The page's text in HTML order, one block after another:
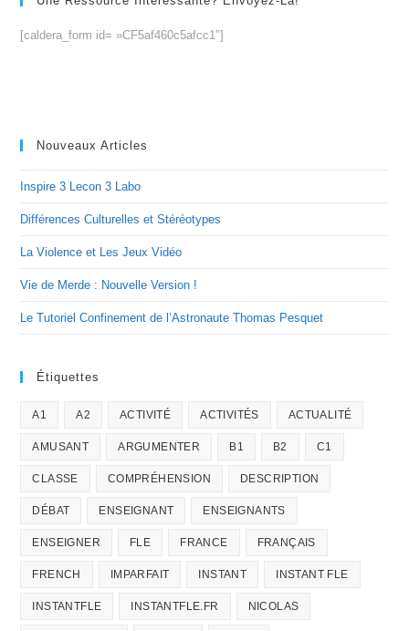
[caldera_form id= »CF5af460c5afcc1″]
Nouveaux Articles
Inspire 3 Lecon 3 Labo
Différences Culturelles et Stéréotypes
La Violence et Les Jeux Vidéo
Vie de Merde : Nouvelle Version !
Le Tutoriel Confinement de l’Astronaute Thomas Pesquet
Étiquettes
A1 A2 ACTIVITÉ ACTIVITÉS ACTUALITÉ
AMUSANT ARGUMENTER B1 B2 C1
CLASSE COMPRÉHENSION DESCRIPTION
DÉBAT ENSEIGNANT ENSEIGNANTS
ENSEIGNER FLE FRANCE FRANÇAIS
FRENCH IMPARFAIT INSTANT INSTANT FLE
INSTANTFLE INSTANTFLE.FR NICOLAS